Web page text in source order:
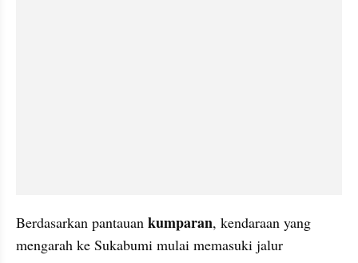
Berdasarkan pantauan kumparan, kendaraan yang
mengarah ke Sukabumi mulai memasuki jalur